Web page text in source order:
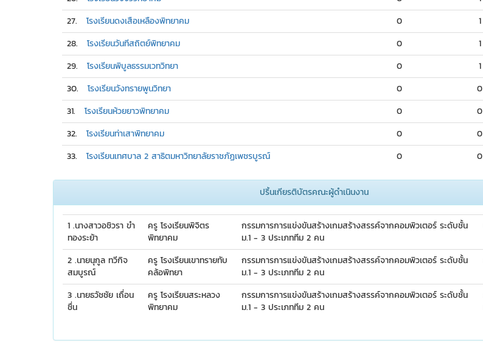
27. โรงเรียนดงเสือเหลืองพิทยาคม 0 1
28. โรงเรียนวันทีสถิตย์พิทยาคม 0 1
29. โรงเรียนพิบูลธรรมเวทวิทยา 0 1
30. โรงเรียนวังทรายพูนวิทยา 0 0
31. โรงเรียนห้วยยาวพิทยาคม 0 0
32. โรงเรียนท่าเสาพิทยาคม 0 0
33. โรงเรียนเทศบาล 2 สาธิตมหาวิทยาลัยราชภัฏเพชรบูรณ์ 0 0
ปริ้นเกียรติบัตรคณะผู้ดำเนินงาน
1 .นางสาวอชิวรา ขำ
ทองระย้า
ครู โรงเรียนพิจิตร
พิทยาคม
กรรมการการแข่งขันสร้างเกมสร้างสรรค์จากคอมพิวเตอร์ ระดับชั้น
ม.1 - 3 ประเภททีม 2 คน
2 .นายนุกูล ทวีกิจ
สมบูรณ์
ครู โรงเรียนเขาทรายทับ
คล้อพิทยา
กรรมการการแข่งขันสร้างเกมสร้างสรรค์จากคอมพิวเตอร์ ระดับชั้น
ม.1 - 3 ประเภททีม 2 คน
3 .นายธวัชชัย เถื่อน
ชื่น
ครู โรงเรียนสระหลวง
พิทยาคม
กรรมการการแข่งขันสร้างเกมสร้างสรรค์จากคอมพิวเตอร์ ระดับชั้น
ม.1 - 3 ประเภททีม 2 คน